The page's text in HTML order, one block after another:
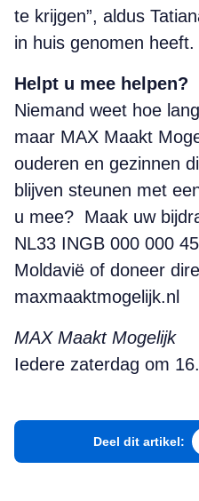
te krijgen”, aldus
in huis genomen heeft.
Helpt u mee helpen?
Niemand weet hoe
maar MAX Maakt
ouderen en gezinnen
blijven steunen met
u mee? Maak uw
NL33 INGB 000 000
Moldavië of doneer
maxmaaktmogelijk.nl
MAX Maakt Mogelijk
Iedere zaterdag om
Deel dit artikel: